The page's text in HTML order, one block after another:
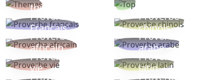
thèmes
Proverbe
Français
Proverbe
chinois
Proverbe
africain
Proverbe
arabe
Proverbe
vie
Proverbe
latin
Proverbes
Proverbe